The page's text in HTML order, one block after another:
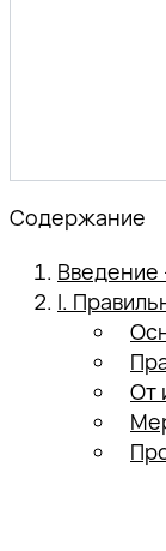
Содержание
Введение
I.
От